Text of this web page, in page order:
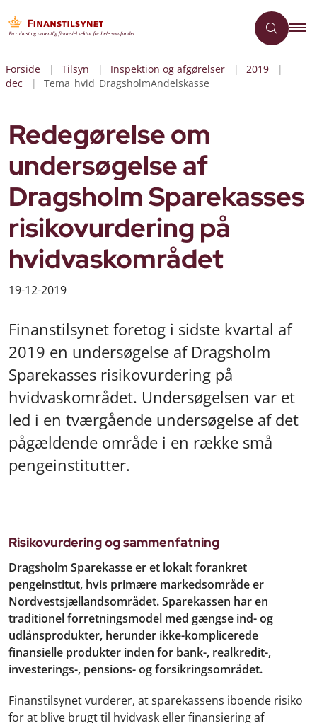
Forside Tilsyn Inspektion og afgørelser
2019
dec
Tema_hvid_DragsholmAndelskasse
Redegørelse om
undersøgelse af
Dragsholm Sparekasses
risikovurdering på
hvidvaskområdet
19-12-2019
Finanstilsynet foretog i sidste kvartal af
2019 en undersøgelse af Dragsholm
Sparekasses risikovurdering på
hvidvaskområdet. Undersøgelsen var et
led i en tværgående undersøgelse af det
pågældende område i en række små
pengeinstitutter.
Risikovurdering og sammenfatning
Dragsholm Sparekasse er et lokalt forankret
pengeinstitut, hvis primære markedsområde er
Nordvestsjællandsområdet. Sparekassen har en
traditionel forretningsmodel med gængse ind- og
udlånsprodukter, herunder ikke-komplicerede
finansielle produkter inden for bank-, realkredit-,
investerings-, pensions- og forsikringsområdet.
Finanstilsynet vurderer, at sparekassens iboende risiko
for at blive brugt til hvidvask eller finansiering af